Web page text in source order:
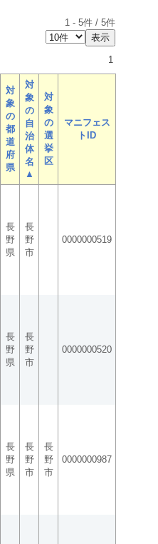
1 - 5件 / 5件
1
対
象
の
都
道
府
県
対
象
の
自
治
体
名
▲
対
象
の
選
挙
区
マニフェス
トID
長
野
県
長
野
市
0000000519
長
野
県
長
野
市
0000000520
長
野
県
長
野
市
長
野
市
0000000987